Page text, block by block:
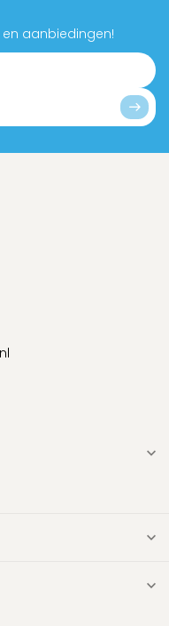
aanbiedingen!